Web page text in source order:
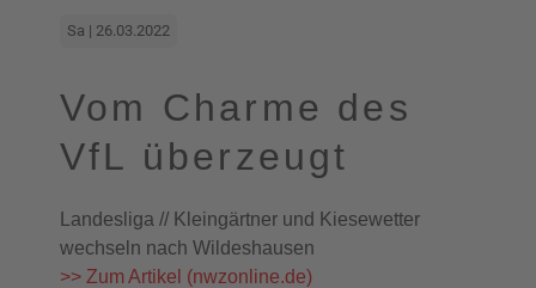
Sa | 26.03.2022
Vom Charme des
VfL überzeugt
Landesliga // Kleingärtner und Kiesewetter
wechseln nach Wildeshausen
>> Zum Artikel (nwzonline.de)